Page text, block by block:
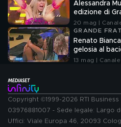
Alessandra
edizione di
20 mag |
GRANDE
Renato
gelosia al
13 mag | Canale
Copyright ©1999-2026 RTI Business
03976881007 - Sede legale: Largo
Uffici: Viale Europa 46, 20093